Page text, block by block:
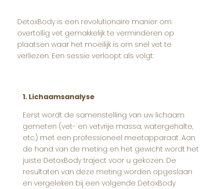
DetoxBody is een revolutionaire manier om
overtollig vet gemakkelijk te verminderen op
plaatsen waar het moeilijk is om snel vet te
verliezen. Een sessie verloopt als volgt:
1. Lichaamsanalyse
Eerst wordt de samenstelling van uw lichaam
gemeten (vet- en vetvrije massa, watergehalte,
etc.) met een professioneel meetapparaat. Aan
de hand van de meting en het gewicht wordt het
juiste DetoxBody traject voor u gekozen. De
resultaten van deze meting worden opgeslaan
en vergeleken bij een volgende DetoxBody